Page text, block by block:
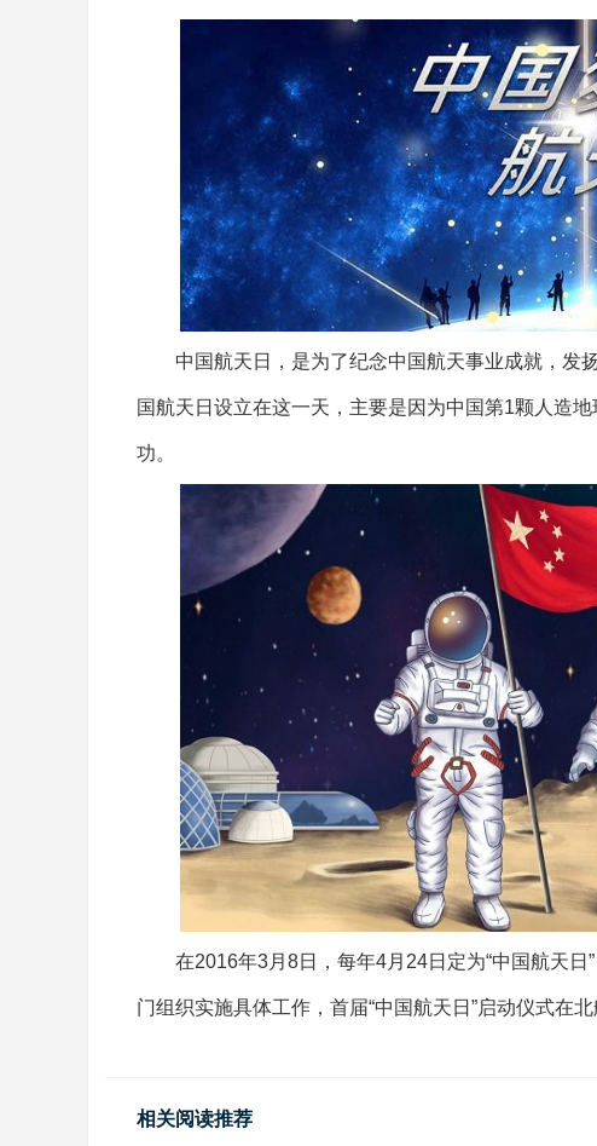
中国航天日，是为了纪念中国航天事业成就，发
国航天日设立在这一天，主要是因为中国第1颗人造
功。
在2016年3月8日，每年4月24日定为“中国航天日
门组织实施具体工作，首届“中国航天日”启动仪式在北
相关阅读推荐